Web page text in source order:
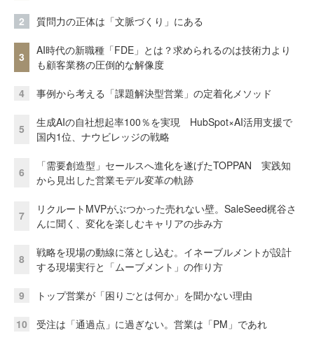
2 質問力の正体は「文脈づくり」にある
3
AI時代の新職種「FDE」とは？求められるのは技術力より
も顧客業務の圧倒的な解像度
4 事例から考える「課題解決型営業」の定着化メソッド
5
生成AIの自社想起率100％を実現 HubSpot×AI活用支援で
国内1位、ナウビレッジの戦略
6
「需要創造型」セールスへ進化を遂げたTOPPAN 実践知
から見出した営業モデル変革の軌跡
7
リクルートMVPがぶつかった売れない壁。SaleSeed梶谷さ
んに聞く、変化を楽しむキャリアの歩み方
8
戦略を現場の動線に落とし込む。イネーブルメントが設計
する現場実行と「ムーブメント」の作り方
9 トップ営業が「困りごとは何か」を聞かない理由
10 受注は「通過点」に過ぎない。営業は「PM」であれ